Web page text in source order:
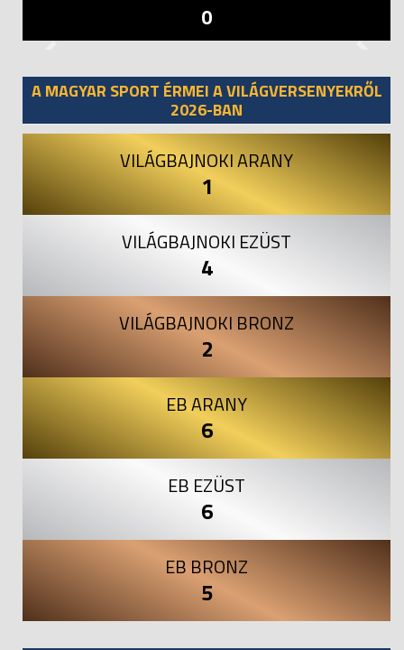
0
A MAGYAR SPORT ÉRMEI A VILÁGVERSENYEKRŐL
2026-BAN
VILÁGBAJNOKI ARANY
1
VILÁGBAJNOKI EZÜST
4
VILÁGBAJNOKI BRONZ
2
EB ARANY
6
EB EZÜST
6
EB BRONZ
5